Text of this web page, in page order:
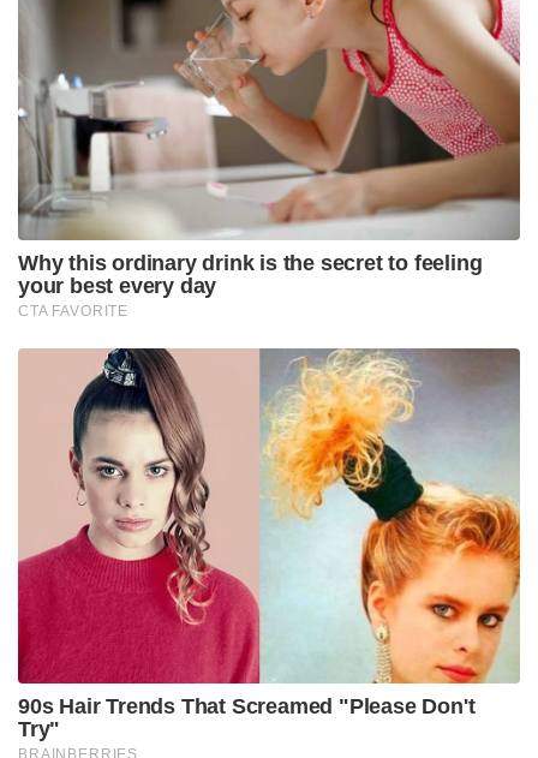
മുന്നോട്ട് കൊണ്ടുപോകുന്നതിൽ ദുബായ് നിർണായക
പങ്കാളി വഹിക്കുന്നതെന്ന് പ്രധാനമന്ത്രി നരേന്ദ്രമോദി
അഭിപ്രായപ്പെട്ടു. ദുബായ് കിരീടാവകാശിയുടെ ഈ
പ്രത്യേക സന്ദർശനം ഇരു രാജ്യങ്ങളുടെയും
ആഴത്തിലുള്ള സൗഹൃദത്തെ വീണ്ടും ഉറപ്പിക്കുകയും
ഭാവിയിൽ കൂടുതൽ ശക്തമായ സഹകരണത്തിന്
വഴിയൊരുക്കുകയും ചെയ്യുമെന്നും മോദി തന്റെ
എക്സ് കുറിപ്പിൽ വ്യക്തമാക്കി.
പ്രധാനമന്ത്രി മോദിയുമായുള്ള കൂടിക്കാഴ്ചയ്ക്ക്
ശേഷം ഔദ്യോഗിക പരിപാടികളുടെ ഭാഗമായി,
വിദേശകാര്യ മന്ത്രി എസ്. ജയശങ്കർ, പ്രതിരോധ മന്ത്രി
രാജ്‌നാഥ് സിംഗ് എന്നിവരുമായി ഷെയ്ഖ് ഹംദാൻ
വെവ്വേറെ കൂടിക്കാഴ്ചകൾ നടത്തി. ന്യൂഡൽഹിയിലെ
സന്ദർശനങ്ങൾ അവസാനിച്ചതിനു ശേഷം ഷെയ്ഖ്
ഹംദാൻ മുംബൈയിലേക്ക് തിരിച്ചു. മുംബൈയിൽ
ഇന്ത്യൻ, എമിറാത്തി ബിസിനസ് നേതാക്കളുമായി ഒരു
ബിസിനസ് മീറ്റിങ്ങിലും അദ്ദേഹം പങ്കെടുക്കും.
dubai uae pm modi Sheikh Hamdan